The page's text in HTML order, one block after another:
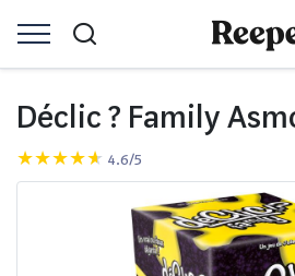
Déclic ? Family
4.6/5